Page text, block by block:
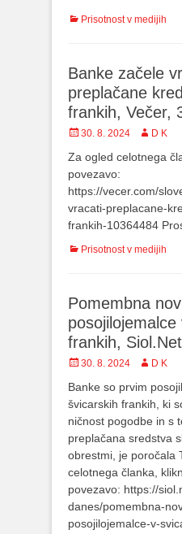
Categories
Prisotnost v medijih
Banke začele
preplačane
frankih, Večer,
Posted
30. 8. 2024 Author
D K
Za ogled celotnega
povezavo:
https://vecer.com/
vracati-preplacane-
frankih-10364484
Categories
Prisotnost v medijih
Pomembna
frankih,
Posted
30. 8. 2024 Author
D K
Banke so prvim
švicarskih frankih, ki
ničnost pogodbe in s
preplačana sredstva
obrestmi, je poročala
celotnega članka,
povezavo: https://
danes/pomembna-
posojilojemalce-v-